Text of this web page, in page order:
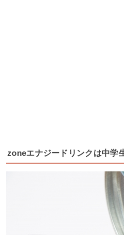
zoneエナジードリンクは中学